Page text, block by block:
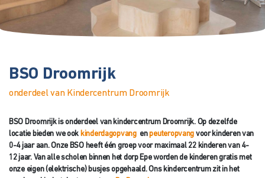
BSO Droomrijk
onderdeel van Kindercentrum Droomrijk
BSO Droomrijk is onderdeel van kindercentrum Droomrijk. Op dezelfde
locatie bieden we ook kinderdagopvangenpeuteropvang voor kinderen van
0-4 jaar aan. Onze BSO heeft één groep voor maximaal 22 kinderen van 4-
12 jaar. Van alle scholen binnen het dorp Epe worden de kinderen gratis met
onze eigen (elektrische) busjes opgehaald. Ons kindercentrum zit in het